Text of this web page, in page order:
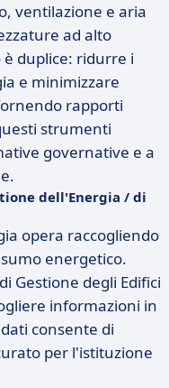
ventilazione e aria
ad alto
duplice: ridurre i
e minimizzare
rapporti
strumenti
governative e a
dell'Energia / di
opera raccogliendo
energetico.
Gestione degli Edifici
informazioni in
consente di
per l'istituzione